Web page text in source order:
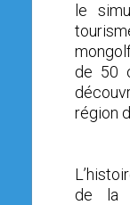
le
de 50
région
de la